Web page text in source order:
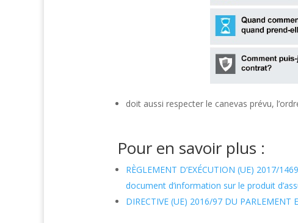
doit aussi respecter le canevas prévu,
Pour en savoir plus :
RÈGLEMENT D’EXÉCUTION (UE) 2017/
document d’information sur le produit
DIRECTIVE (UE) 2016/97 DU